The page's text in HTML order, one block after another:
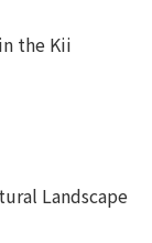
the Kii
Landscape